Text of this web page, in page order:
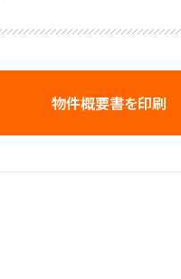
物件概要書を印刷